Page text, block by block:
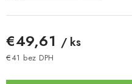
€49,61 / ks
€41 bez DPH